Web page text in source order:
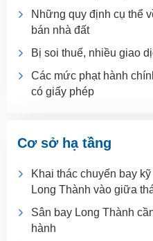
Những quy định cụ thể
bán nhà đất
Bị soi thuế, nhiều giao
Các mức phạt hành
có giấy phép
Cơ sở hạ tầng
Khai thác chuyến bay
Long Thành vào giữa
Sân bay Long Thành
hành